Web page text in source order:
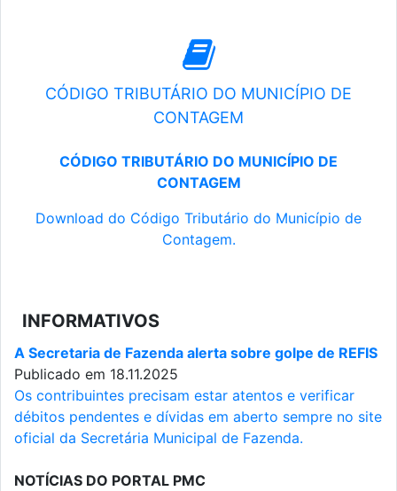
CÓDIGO TRIBUTÁRIO DO MUNICÍPIO DE
CONTAGEM
CÓDIGO TRIBUTÁRIO DO MUNICÍPIO DE
CONTAGEM
Download do Código Tributário do Município de
Contagem.
INFORMATIVOS
A Secretaria de Fazenda alerta sobre golpe de REFIS
Publicado em 18.11.2025
Os contribuintes precisam estar atentos e verificar
débitos pendentes e dívidas em aberto sempre no site
oficial da Secretária Municipal de Fazenda.
NOTÍCIAS DO PORTAL PMC